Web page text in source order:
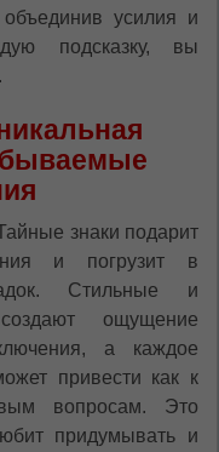
объединив усилия и
подсказку, вы
знаки подарит
и погрузит в
Стильные и
ощущение
а каждое
привести как к
вопросам. Это
придумывать и